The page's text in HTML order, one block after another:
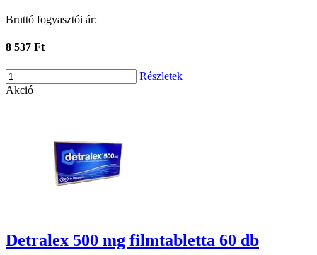
Bruttó fogyasztói ár:
8 537 Ft
Részletek
Akció
Detralex 500 mg filmtabletta 60 db